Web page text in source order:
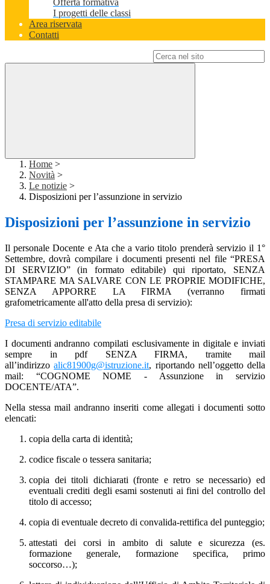
Offerta formativa
I progetti delle classi
Area riservata
Contatti
Home >
Novità >
Le notizie >
Disposizioni per l’assunzione in servizio
Disposizioni per l’assunzione in servizio
Il personale Docente e Ata che a vario titolo prenderà servizio il 1°
Settembre, dovrà compilare i documenti presenti nel file “PRESA
DI SERVIZIO” (in formato editabile) qui riportato, SENZA
STAMPARE MA SALVARE CON LE PROPRIE MODIFICHE,
SENZA APPORRE LA FIRMA (verranno firmati
grafometricamente all'atto della presa di servizio):
Presa di servizio editabile
I documenti andranno compilati esclusivamente in digitale e inviati
sempre in pdf SENZA FIRMA, tramite mail
all’indirizzoalic81900g@istruzione.it, riportando nell’oggetto della
mail: “COGNOME NOME - Assunzione in servizio
DOCENTE/ATA”.
Nella stessa mail andranno inseriti come allegati i documenti sotto
elencati:
copia della carta di identità;
codice fiscale o tessera sanitaria;
copia dei titoli dichiarati (fronte e retro se necessario) ed
eventuali crediti degli esami sostenuti ai fini del controllo del
titolo di accesso;
copia di eventuale decreto di convalida-rettifica del punteggio;
attestati dei corsi in ambito di salute e sicurezza (es.
formazione generale, formazione specifica, primo
soccorso…);